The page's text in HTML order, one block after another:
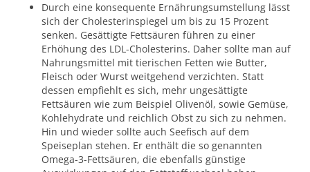
Durch eine konsequente Ernährungsumstellung lässt
sich der Cholesterinspiegel um bis zu 15 Prozent
senken. Gesättigte Fettsäuren führen zu einer
Erhöhung des LDL-Cholesterins. Daher sollte man auf
Nahrungsmittel mit tierischen Fetten wie Butter,
Fleisch oder Wurst weitgehend verzichten. Statt
dessen empfiehlt es sich, mehr ungesättigte
Fettsäuren wie zum Beispiel Olivenöl, sowie Gemüse,
Kohlehydrate und reichlich Obst zu sich zu nehmen.
Hin und wieder sollte auch Seefisch auf dem
Speiseplan stehen. Er enthält die so genannten
Omega-3-Fettsäuren, die ebenfalls günstige